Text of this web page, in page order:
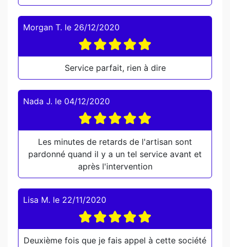
Morgan T. le 26/12/2020
Service parfait, rien à dire
Nada J. le 04/12/2020
Les minutes de retards de l'artisan sont
pardonné quand il y a un tel service avant et
après l'intervention
Lisa M. le 22/11/2020
Deuxième fois que je fais appel à cette société